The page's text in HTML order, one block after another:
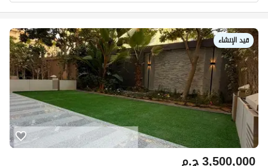
قيد الإنشاء
ج.م3,500,000